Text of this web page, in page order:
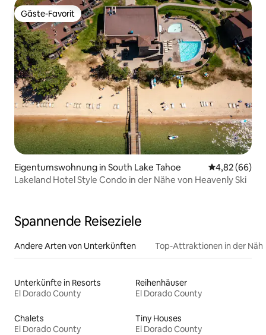
Gäste-Favorit
Gäste-Favorit
Eigentumswohnung in South Lake Tahoe
4,82 (66)
Lakeland Hotel Style Condo in der Nähe von Heavenly Ski
Spannende Reiseziele
Andere Arten von Unterkünften Top-Attraktionen in der
Unterkünfte in Resorts
El Dorado County
Reihenhäuser
El Dorado County
Chalets
El Dorado County
Tiny Houses
El Dorado County